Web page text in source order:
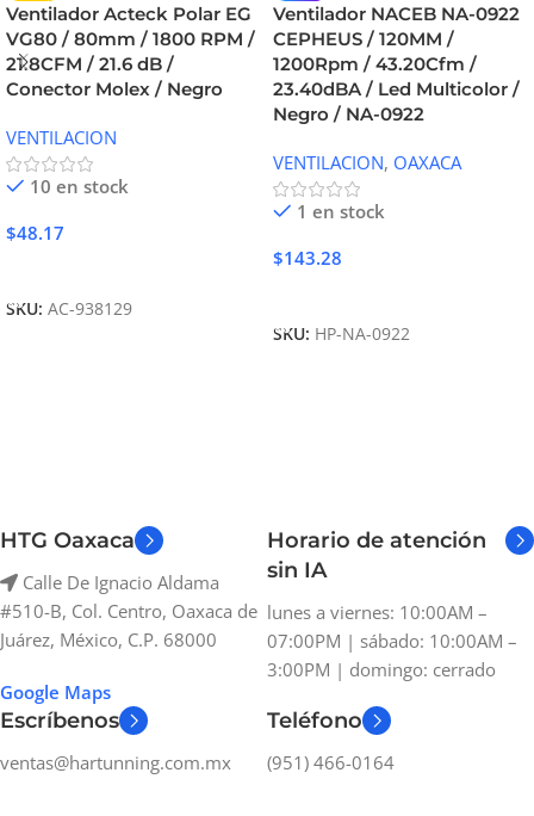
Ventilador Acteck Polar EG
VG80 / 80mm / 1800 RPM /
21.8CFM / 21.6 dB /
Conector Molex / Negro
VENTILACION
10 en stock
$48.17
SKU: AC-938129
Ventilador NACEB NA-0922
CEPHEUS / 120MM /
1200Rpm / 43.20Cfm /
23.40dBA / Led Multicolor /
Negro / NA-0922
VENTILACION, OAXACA
1 en stock
$143.28
SKU: HP-NA-0922
HTG Oaxaca
Calle De Ignacio Aldama
#510-B, Col. Centro, Oaxaca de
Juárez, México, C.P. 68000
Google Maps
Horario de atención
sin IA
lunes a viernes: 10:00AM –
07:00PM | sábado: 10:00AM –
3:00PM | domingo: cerrado
Escríbenos
ventas@hartunning.com.mx
Teléfono
(951) 466-0164